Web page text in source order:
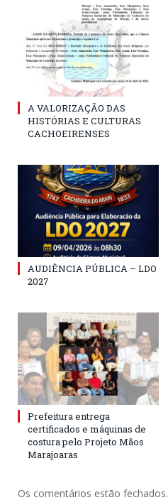
A VALORIZAÇÃO DAS
HISTÓRIAS E CULTURAS
CACHOEIRENSES
AUDIÊNCIA PÚBLICA – LDO
2027
Prefeitura entrega
certificados e máquinas de
costura pelo Projeto Mãos
Marajoaras
Os comentários estão fechados.